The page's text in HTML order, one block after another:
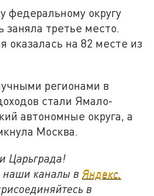
округу
заняла третье место.
оказалась на 82 месте из
регионами в
стали Ямало-
автономные округа, а
Москва.
Царьграда!
наши каналы в Яндекс.
в